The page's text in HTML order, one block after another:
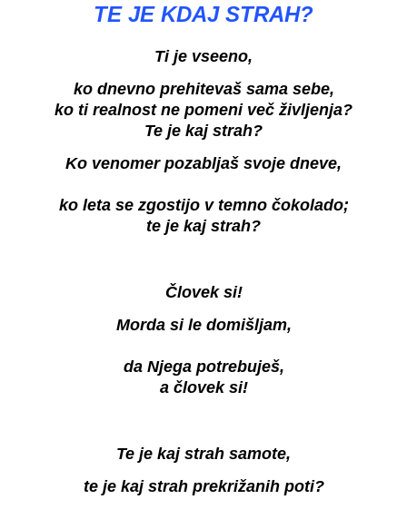
TE JE KDAJ STRAH?
Ti je vseeno,
ko dnevno prehitevaš sama sebe,
ko ti realnost ne pomeni več življenja?
Te je kaj strah?
Ko venomer pozabljaš svoje dneve,
ko leta se zgostijo v temno čokolado;
te je kaj strah?
Človek si!
Morda si le domišljam,
da Njega potrebuješ,
a človek si!
Te je kaj strah samote,
te je kaj strah prekrižanih poti?